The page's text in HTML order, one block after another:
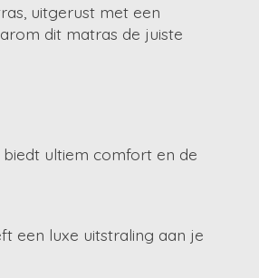
uitgerust met een
dit matras de juiste
ultiem comfort en de
een luxe uitstraling aan je